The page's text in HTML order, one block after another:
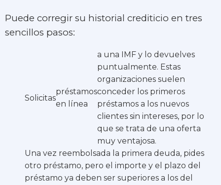
Puede corregir su historial crediticio en tres
sencillos pasos:
Solicitas
préstamos
en línea
a una IMF y lo devuelves
puntualmente. Estas
organizaciones suelen
conceder los primeros
préstamos a los nuevos
clientes sin intereses, por lo
que se trata de una oferta
muy ventajosa.
Una vez reembolsada la primera deuda, pides
otro préstamo, pero el importe y el plazo del
préstamo ya deben ser superiores a los del